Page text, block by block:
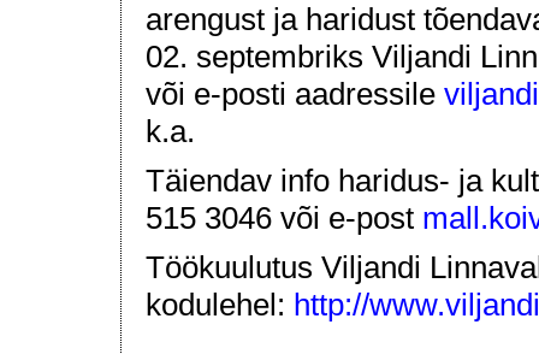
arengust ja haridust
02. septembriks Viljandi
või e-posti aadressile
k.a.
Täiendav info haridus- ja
515 3046 või e-post
Töökuulutus Viljandi
kodulehel: http://